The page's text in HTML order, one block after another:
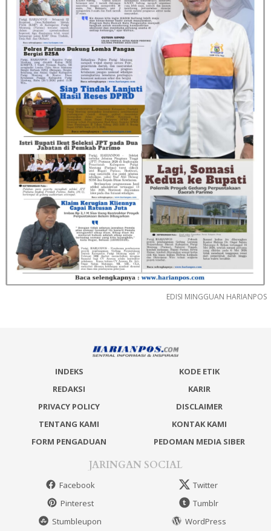
EDISI MINGGUAN HARIANPOS
INDEKS
KODE ETIK
REDAKSI
KARIR
PRIVACY POLICY
DISCLAIMER
TENTANG KAMI
KONTAK KAMI
FORM PENGADUAN
PEDOMAN MEDIA SIBER
JARINGAN SOCIAL
Facebook
Twitter
Pinterest
Tumblr
Stumbleupon
WordPress